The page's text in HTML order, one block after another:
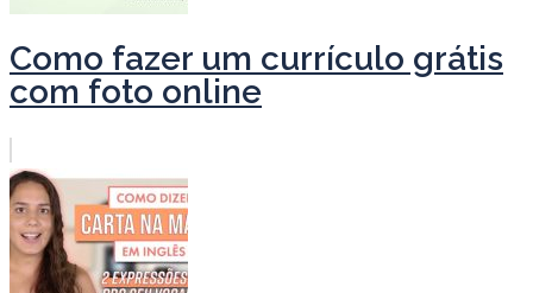
Como fazer um currículo grátis
com foto online